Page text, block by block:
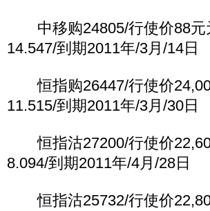
中移购24805/行使价88元
14.547/到期2011年/3月/14日
恒指购26447/行使价
11.515/到期2011年/3月/30日
恒指沽27200/行使价
8.094/到期2011年/4月/28日
恒指沽25732/行使价